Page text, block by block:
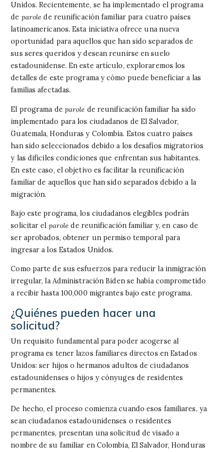
Unidos. Recientemente, se ha implementado el programa
de parole de reunificación familiar para cuatro países
latinoamericanos. Esta iniciativa ofrece una nueva
oportunidad para aquellos que han sido separados de
sus seres queridos y desean reunirse en suelo
estadounidense. En este artículo, exploraremos los
detalles de este programa y cómo puede beneficiar a las
familias afectadas.
El programa de parole de reunificación familiar ha sido
implementado para los ciudadanos de El Salvador,
Guatemala, Honduras y Colombia. Estos cuatro países
han sido seleccionados debido a los desafíos migratorios
y las difíciles condiciones que enfrentan sus habitantes.
En este caso, el objetivo es facilitar la reunificación
familiar de aquellos que han sido separados debido a la
migración.
Bajo este programa, los ciudadanos elegibles podrán
solicitar el parole de reunificación familiar y, en caso de
ser aprobados, obtener un permiso temporal para
ingresar a los Estados Unidos.
Como parte de sus esfuerzos para reducir la inmigración
irregular, la Administración Biden se había comprometido
a recibir hasta 100,000 migrantes bajo este programa.
¿Quiénes pueden hacer una
solicitud?
Un requisito fundamental para poder acogerse al
programa es tener lazos familiares directos en Estados
Unidos: ser hijos o hermanos adultos de ciudadanos
estadounidenses o hijos y cónyuges de residentes
permanentes.
De hecho, el proceso comienza cuando esos familiares, ya
sean ciudadanos estadounidenses o residentes
permanentes, presentan una solicitud de visado a
nombre de su familiar en Colombia, El Salvador, Honduras